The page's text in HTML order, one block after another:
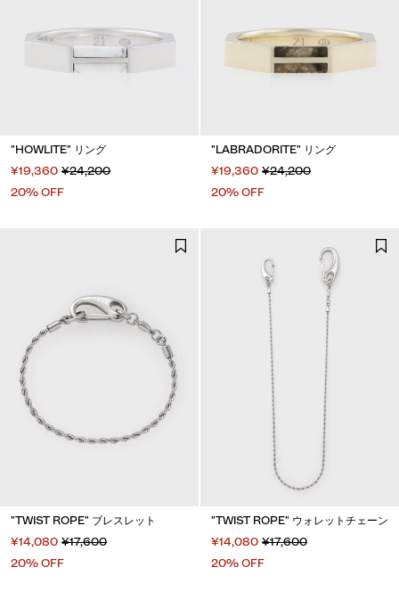
"HOWLITE" リング
¥19,360 ¥24,200
20% OFF
"LABRADORITE" リング
¥19,360 ¥24,200
20% OFF
"TWIST ROPE" ブレスレット
¥14,080 ¥17,600
20% OFF
"TWIST ROPE" ウォレットチェーン
¥14,080 ¥17,600
20% OFF